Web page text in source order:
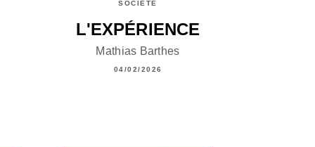
SOCIÉTÉ
L'EXPÉRIENCE
Mathias Barthes
04/02/2026